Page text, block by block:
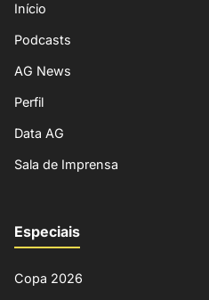
Início
Podcasts
AG News
Perfil
Data AG
Sala de Imprensa
Especiais
Copa 2026